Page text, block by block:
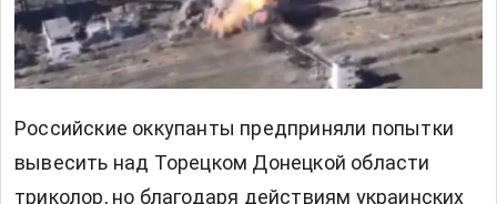
Российские оккупанты предприняли попытки
вывесить над Торецком Донецкой области
триколор, но благодаря действиям украинских